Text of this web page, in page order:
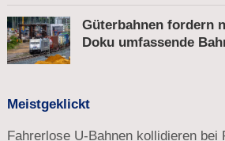
Güterbahnen fordern
Doku umfassende
Meistgeklickt
Fahrerlose U-Bahnen kollidieren bei